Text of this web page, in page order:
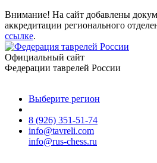
Внимание! На сайт добавлены
аккредитации регионального
ссылке.
Официальный сайт
Федерации таврелей России
Выберите регион
8 (926) 351-51-74
info@tavreli.com
info@rus-chess.ru